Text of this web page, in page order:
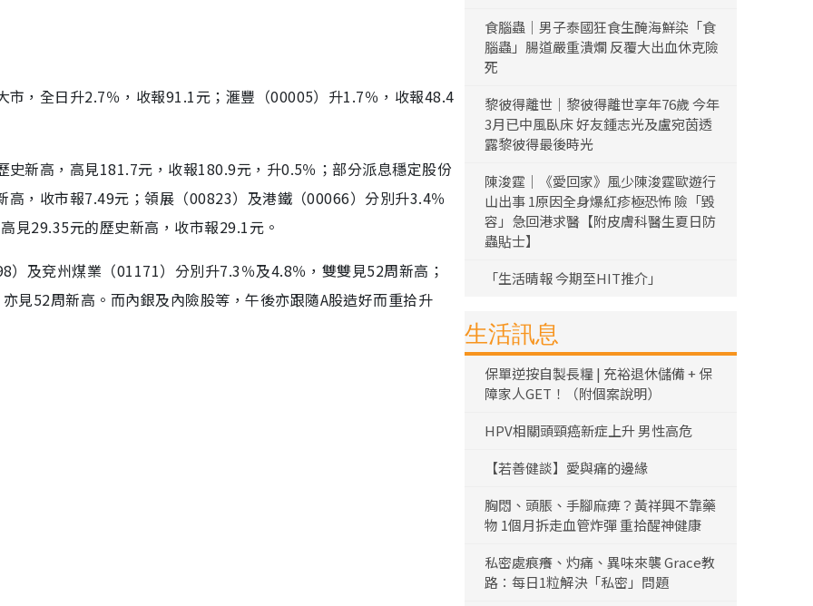
，全日升2.7％，收報91.1元；滙豐（00005）升1.7％，收報48.4
新高，高見181.7元，收報180.9元，升0.5％；部分派息穩定股份
，收市報7.49元；領展（00823）及港鐵（00066）分別升3.4％
見29.35元的歷史新高，收市報29.1元。
及兗州煤業（01171）分別升7.3％及4.8％，雙雙見52周新高；
見52周新高。而內銀及內險股等，午後亦跟隨A股造好而重拾升
食腦蟲｜男子泰國狂食生醃海鮮染「食
腦蟲」腸道嚴重潰爛 反覆大出血休克險
死
黎彼得離世｜黎彼得離世享年76歲 今年
3月已中風臥床 好友鍾志光及盧宛茵透
露黎彼得最後時光
陳浚霆｜《愛回家》風少陳浚霆歐遊行
山出事 1原因全身爆紅疹極恐怖 險「毀
容」急回港求醫【附皮膚科醫生夏日防
蟲貼士】
「生活晴報 今期至HIT推介」
生活訊息
保單逆按自製長糧 | 充裕退休儲備 + 保
障家人GET！（附個案說明）
HPV相關頭頸癌新症上升 男性高危
【若善健談】愛與痛的邊緣
胸悶、頭脹、手腳麻痺？黃祥興不靠藥
物 1個月拆走血管炸彈 重拾醒神健康
私密處痕癢、灼痛、異味來襲 Grace教
路：每日1粒解決「私密」問題